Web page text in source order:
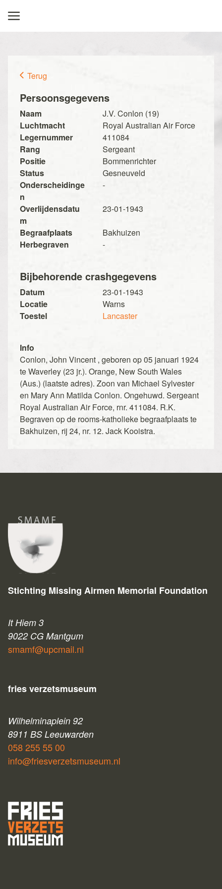
Terug
Persoonsgegevens
Naam
J.V. Conlon (19)
Luchtmacht
Royal Australian Air Force
Legernummer
411084
Rang
Sergeant
Positie
Bommenrichter
Status
Gesneuveld
Onderscheidinge
n
-
Overlijdensdatu
m
23-01-1943
Begraafplaats
Bakhuizen
Herbegraven
-
Bijbehorende crashgegevens
Datum
23-01-1943
Locatie
Warns
Toestel
Lancaster
Info
Conlon, John Vincent , geboren op 05 januari 1924
te Waverley (23 jr.). Orange, New South Wales
(Aus.) (laatste adres). Zoon van Michael Sylvester
en Mary Ann Matilda Conlon. Ongehuwd. Sergeant
Royal Australian Air Force, rnr. 411084. R.K.
Begraven op de rooms-katholieke begraafplaats te
Bakhuizen, rij 24, nr. 12. Jack Kooistra.
Stichting Missing Airmen Memorial Foundation
It Hiem 3
9022 CG Mantgum
smamf@upcmail.nl
fries verzetsmuseum
Wilhelminaplein 92
8911 BS Leeuwarden
058 255 55 00
info@friesverzetsmuseum.nl